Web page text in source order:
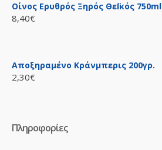
Οίνος Ερυθρός Ξηρός ΘεΪκός 750ml
8,40€
Αποξηραμένο Κράνμπερις 200γρ.
2,30€
Πληροφορίες